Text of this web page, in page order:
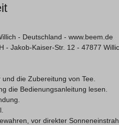
- Deutschland - www.beem.de
- Jakob-Kaiser-Str. 12 - 47877
die Zubereitung von Tee.
die Bedienungsanleitung lesen.
vor direkter